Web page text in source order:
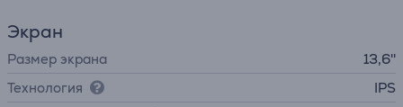
Экран
Размер экрана
13,6''
Технология
IPS